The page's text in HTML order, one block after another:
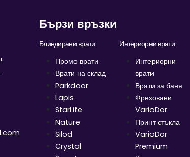
Бързи връзки
Блиндирани врати
Промо врати
Врати на склад
Parkdoor
Lapis
StarLife
Nature
Silod
Crystal
Интериорни врати
Интериорни
врати
Врати за баня
Фрезовани
VarioDor
Принт стъкла
VarioDor
Premium